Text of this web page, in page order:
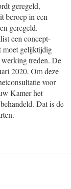
geregeld,
beroep in een
geregeld.
een concept-
moet gelijktijdig
treden. De
2020. Om deze
voor
Kamer het
Dat is de